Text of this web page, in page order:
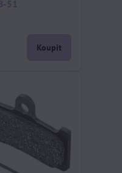
Koupit